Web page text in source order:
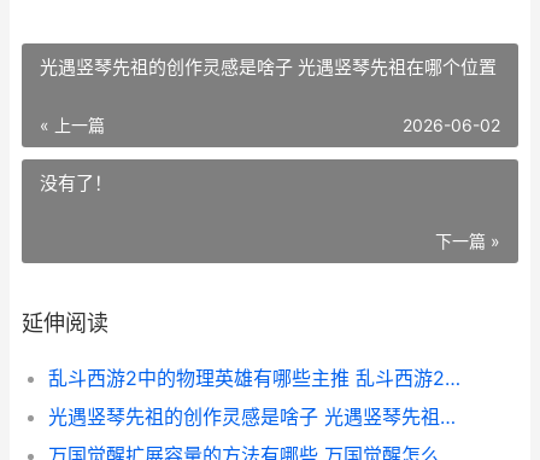
光遇竖琴先祖的创作灵感是啥子 光遇竖琴先祖在哪个位置
« 上一篇 2026-06-02
没有了！
下一篇 »
延伸阅读
乱斗西游2中的物理英雄有哪些主推 乱斗西游2阵容搭配排行榜
光遇竖琴先祖的创作灵感是啥子 光遇竖琴先祖在哪个位置